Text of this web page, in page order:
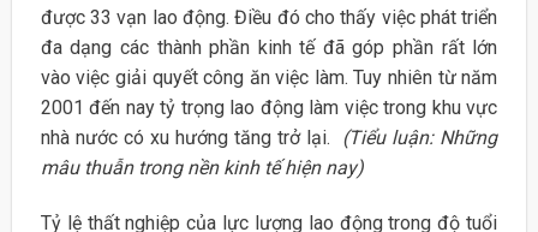
được 33 vạn lao động. Điều đó cho thấy việc phát triển
đa dạng các thành phần kinh tế đã góp phần rất lớn
vào việc giải quyết công ăn việc làm. Tuy nhiên từ năm
2001 đến nay tỷ trọng lao động làm việc trong khu vực
nhà nước có xu hướng tăng trở lại. (Tiểu luận: Những
mâu thuẫn trong nền kinh tế hiện nay)
Tỷ lệ thất nghiệp của lực lượng lao động trong độ tuổi